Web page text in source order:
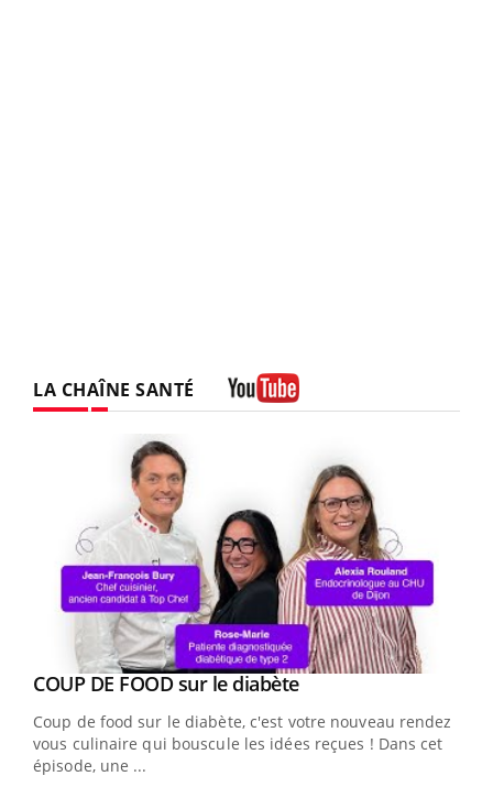
LA CHAÎNE SANTÉ
Youtube
COUP DE FOOD sur le diabèteYoutube
Coup de food sur le diabète, c'est votre nouveau rendez-
vous culinaire qui bouscule les idées reçues ! Dans cet
épisode, une ...